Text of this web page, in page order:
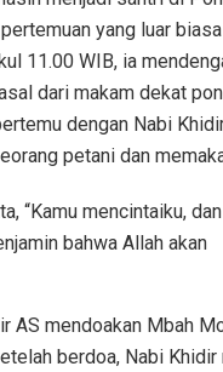
yang luar
11.00 WIB, ia
dari makam dekat
dengan Nabi
petani dan
“Kamu mencintaiku,
bahwa Allah akan
AS mendoakan Mbah
berdoa, Nabi Khidir